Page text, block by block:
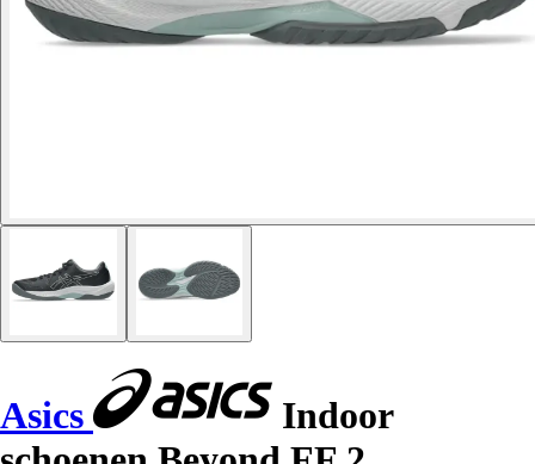
Asics
Indoor